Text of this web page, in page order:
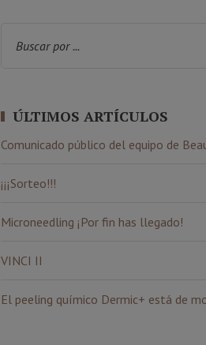
ÚLTIMOS ARTÍCULOS
Comunicado público del equipo de
¡¡¡Sorteo!!!
Microneedling ¡Por fin has llegado!
VINCI II
El peeling químico Dermic+ está de